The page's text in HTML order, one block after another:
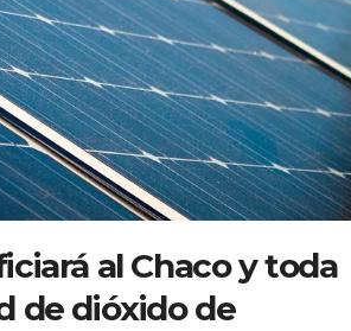
al Chaco y toda
de dióxido de